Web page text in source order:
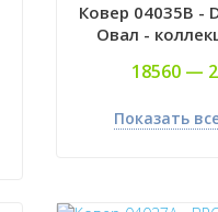
Ковер 04035B -
Овал -
18560 —
Показать